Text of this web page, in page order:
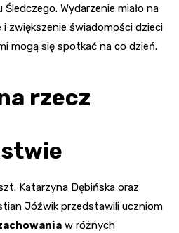
Wydarzenie miało na
i zwiększenie świadomości dzieci
mogą się spotkać na co dzień.
rzecz
Katarzyna Dębińska oraz
Jóźwik przedstawili uczniom
w różnych